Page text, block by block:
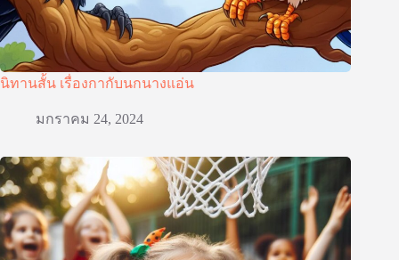
นิทานสั้น เรื่องกากับนกนางแอ่น
มกราคม 24, 2024